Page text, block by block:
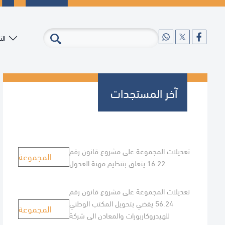
آخر المستجدات
المجموعة
تعديلات المجموعة على مشروع قانون رقم
16.22 يتعلق بتنظيم مهنة العدول
المجموعة
تعديلات المجموعة على مشروع قانون رقم
56.24 يقضي بتحويل المكتب الوطني
للهيدروكاربورات والمعادن الى شركة